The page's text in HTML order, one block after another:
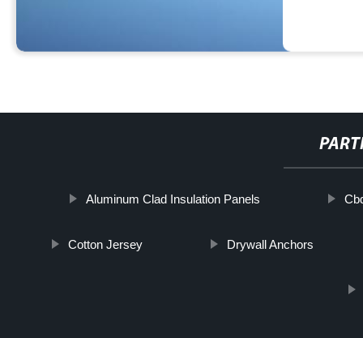
Aluminum Clad Insulation Panels
Cotton Jersey Drywall Anchors